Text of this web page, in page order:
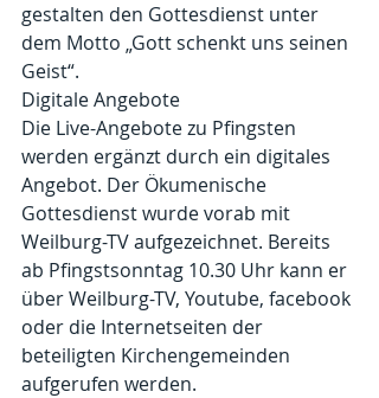
gestalten den Gottesdienst unter
dem Motto „Gott schenkt uns seinen
Geist“.
Digitale Angebote
Die Live-Angebote zu Pfingsten
werden ergänzt durch ein digitales
Angebot. Der Ökumenische
Gottesdienst wurde vorab mit
Weilburg-TV aufgezeichnet. Bereits
ab Pfingstsonntag 10.30 Uhr kann er
über Weilburg-TV, Youtube, facebook
oder die Internetseiten der
beteiligten Kirchengemeinden
aufgerufen werden.